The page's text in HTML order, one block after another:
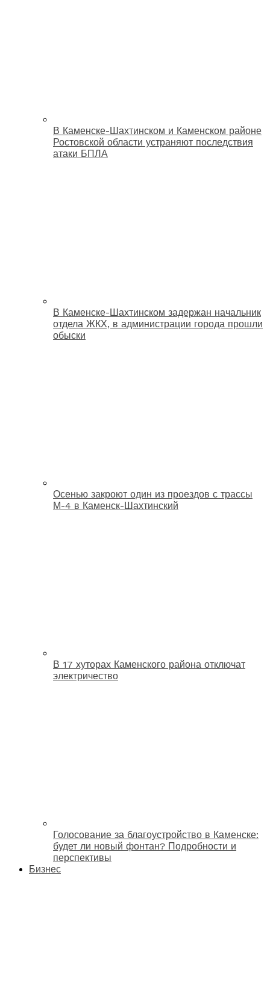
В Каменске-Шахтинском и Каменском районе
Ростовской области устраняют последствия
атаки БПЛА
В Каменске-Шахтинском задержан начальник
отдела ЖКХ, в администрации города прошли
обыски
Осенью закроют один из проездов с трассы
М-4 в Каменск-Шахтинский
В 17 хуторах Каменского района отключат
электричество
Голосование за благоустройство в Каменске:
будет ли новый фонтан? Подробности и
перспективы
Бизнес